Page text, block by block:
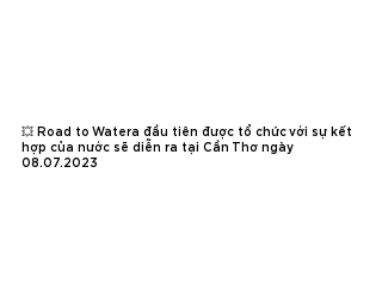
💥 Road to Watera đầu tiên được tổ chức với sự kết
hợp của nước sẽ diễn ra tại Cần Thơ ngày
08.07.2023